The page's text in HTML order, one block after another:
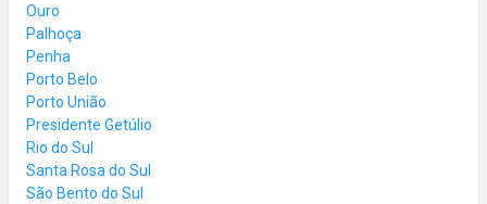
Ouro
Palhoça
Penha
Porto Belo
Porto União
Presidente Getúlio
Rio do Sul
Santa Rosa do Sul
São Bento do Sul